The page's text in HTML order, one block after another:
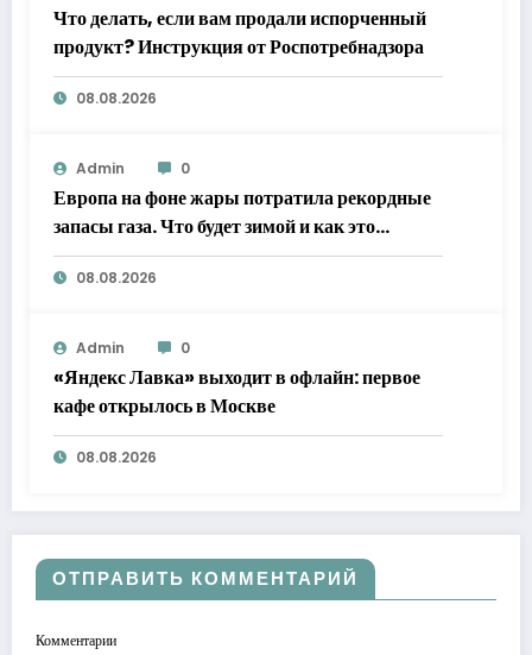
Что делать, если вам продали испорченный
продукт? Инструкция от Роспотребнадзора
08.08.2026
Admin 0
Европа на фоне жары потратила рекордные
запасы газа. Что будет зимой и как это
повлияет на Россию
08.08.2026
Admin 0
«Яндекс Лавка» выходит в офлайн: первое
кафе открылось в Москве
08.08.2026
ОТПРАВИТЬ КОММЕНТАРИЙ
Комментарии